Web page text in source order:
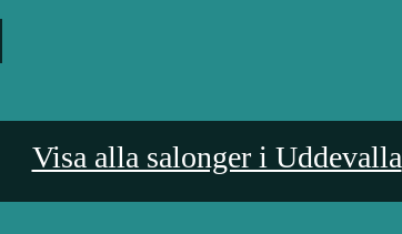
Visa alla salonger i Uddevalla